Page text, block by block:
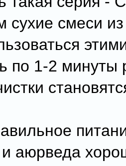
сухие смеси
по 1-2 минуты
и аюрведа